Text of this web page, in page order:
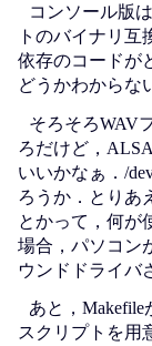
コンソール版
トのバイナリ
依存のコードが
どうかわからな
そろそろWAV
ろだけど，
いいかなぁ．/
ろうか．とりあ
とかって，何が
場合，パソコン
ウンドドライバ
あと，Makefile
スクリプトを用